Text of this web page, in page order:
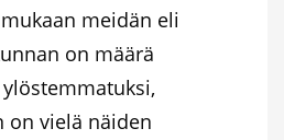
meidän eli
on määrä
on vielä näiden